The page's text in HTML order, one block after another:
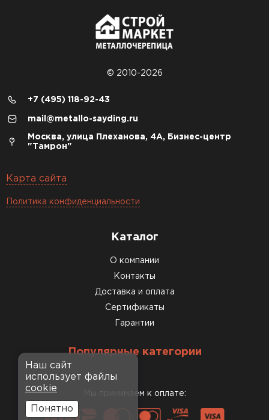
© 2010-2026
+7 (495) 118-92-43
mail@metallo-sayding.ru
Москва, улица Плеханова, 4А, Бизнес-центр
"Тамрон"
Карта сайта
Политика конфиденциальности
Каталог
О компании
Контакты
Доставка и оплата
Сертификаты
Гарантии
Популярные категории
Мы принимаем к оплате:
Наш сайт
использует файлы
cookie
Понятно